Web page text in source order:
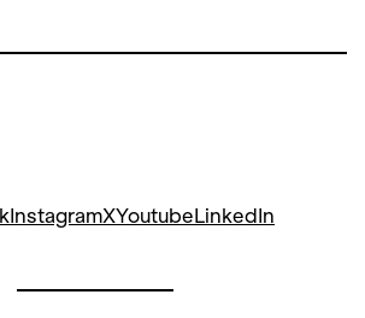
InstagramXYoutubeLinkedIn